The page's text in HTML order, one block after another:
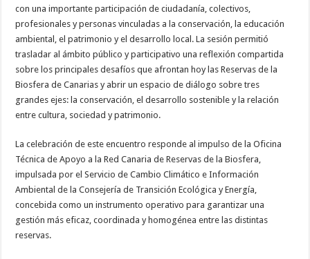
con una importante participación de ciudadanía, colectivos,
profesionales y personas vinculadas a la conservación, la educación
ambiental, el patrimonio y el desarrollo local. La sesión permitió
trasladar al ámbito público y participativo una reflexión compartida
sobre los principales desafíos que afrontan hoy las Reservas de la
Biosfera de Canarias y abrir un espacio de diálogo sobre tres
grandes ejes: la conservación, el desarrollo sostenible y la relación
entre cultura, sociedad y patrimonio.
La celebración de este encuentro responde al impulso de la Oficina
Técnica de Apoyo a la Red Canaria de Reservas de la Biosfera,
impulsada por el Servicio de Cambio Climático e Información
Ambiental de la Consejería de Transición Ecológica y Energía,
concebida como un instrumento operativo para garantizar una
gestión más eficaz, coordinada y homogénea entre las distintas
reservas.